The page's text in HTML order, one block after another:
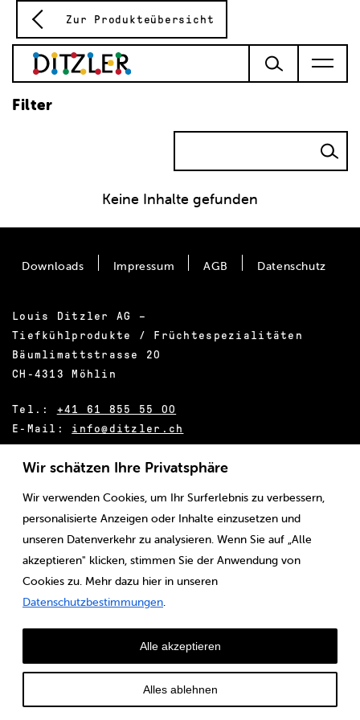
Wir schätzen Ihre Privatsphäre
Wir verwenden Cookies, um Ihr Surferlebnis zu verbessern,
personalisierte Anzeigen oder Inhalte einzusetzen und
unseren Datenverkehr zu analysieren. Wenn Sie auf „Alle
akzeptieren" klicken, stimmen Sie der Anwendung von
Cookies zu. Mehr dazu hier in unseren
Datenschutzbestimmungen
Alles ablehnen
Alle akzeptieren
Zur Produkteübersicht
Filter
Keine Inhalte gefunden
Louis Ditzler AG –
Tiefkühlprodukte / Früchtespezialitäten
Bäumlimattstrasse 20
CH-4313 Möhlin
Tel.: +41 61 855 55 00
E-Mail: info@ditzler.ch
Downloads Impressum AGB Datenschutz